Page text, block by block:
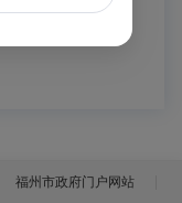
福州市政府门户网站